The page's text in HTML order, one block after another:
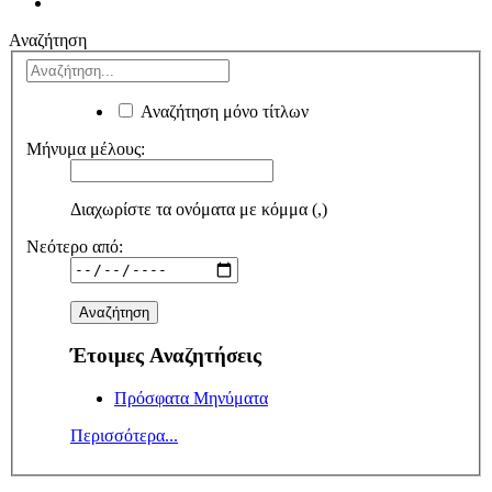
Αναζήτηση
Αναζήτηση μόνο τίτλων
Μήνυμα μέλους:
Διαχωρίστε τα ονόματα με κόμμα (,)
Νεότερο από:
Έτοιμες Αναζητήσεις
Πρόσφατα Μηνύματα
Περισσότερα...